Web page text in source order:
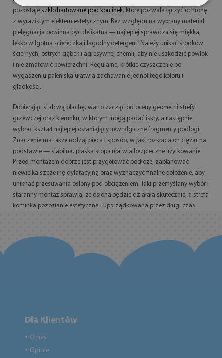
pozostaje szkło hartowane pod kominek, które pozwala łączyć ochronę
z wyrazistym efektem estetycznym. Bez względu na wybrany materiał
pielęgnacja powinna być delikatna — najlepiej sprawdza się miękka,
lekko wilgotna ściereczka i łagodny detergent. Należy unikać środków
ściernych, ostrych gąbek i agresywnej chemii, aby nie uszkodzić powłok
i nie zmatowić powierzchni. Regularne, krótkie czyszczenie po
wygaszeniu paleniska ułatwia zachowanie jednolitego koloru i
gładkości.
Dobierając stalową blachę, warto zacząć od oceny geometrii strefy
grzewczej oraz kierunku, w którym mogą padać iskry, a następnie
wybrać kształt najlepiej osłaniający newralgiczne fragmenty podłogi.
Znaczenie ma także rodzaj pieca i sposób, w jaki rozkłada on ciężar na
podstawie — stabilna, płaska stopa ułatwia bezpieczne użytkowanie.
Przed montażem dobrze jest przygotować podłoże, zaplanować
niewielką szczelinę dylatacyjną oraz wyznaczyć finalne położenie, aby
uniknąć przesuwania osłony pod obciążeniem. Taki przemyślany wybór i
staranny montaż sprawią, że osłona będzie działała skutecznie, a strefa
kominka pozostanie estetyczna i uporządkowana przez długi czas.
Dla Klientów
● O nas
● Opinie